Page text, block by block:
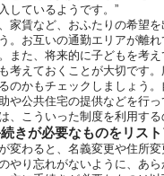
しているようです。”
家賃など、おふたりの希望
。お互いの通勤エリアが離
また、将来的に子どもを考
考えておくことが大切です
のかもチェックしましょう
や公共住宅の提供などを行っ
、こういった制度を利用する
きが必要なものをリス
変わると、名義変更や住所変
やり忘れがないように、あ